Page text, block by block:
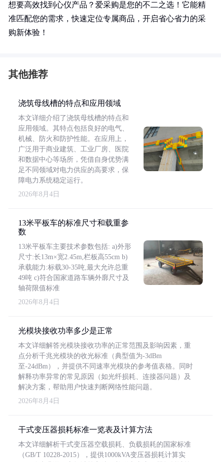
想要高效找到心仪产品？爱采购是您的不二之选！它能精
准匹配您的需求，快速定位专属商品，开启省心省力的采
购新体验！
其他推荐
浇筑母线槽的特点和应用领域
本文详细介绍了浇筑母线槽的特点和
应用领域。其特点包括良好的电气、
机械、防火和防护性能。在应用上，
广泛用于商业建筑、工业厂房、医院
和数据中心等场所，凭借自身优势满
足不同领域对电力供应的高要求，保
障电力系统稳定运行。
2026年8月4日
13米平板车的标准尺寸和载重参
数
13米平板车主要技术参数包括: a)外形
尺寸:长13m×宽2.45m,栏板高55cm b)
承载能力:标载30-35吨,最大允许总重
49吨 c)符合国家道路车辆外廓尺寸及
轴荷限值标准
2026年8月4日
光模块接收功率多少是正常
本文详细解答光模块接收功率的正常范围及影响因素，重
点分析千兆光模块的收光标准（典型值为-3dBm
至-24dBm），并提供不同速率光模块的参考值表格。同时
解释功率异常的常见原因（如光纤损耗、连接器问题）及
解决方案，帮助用户快速判断网络性能问题。
2026年8月4日
干式变压器损耗标准一览表及计算方法
本文详细解析干式变压器空载损耗、负载损耗的国家标准
（GB/T 10228-2015），提供1000kVA变压器损耗计算实